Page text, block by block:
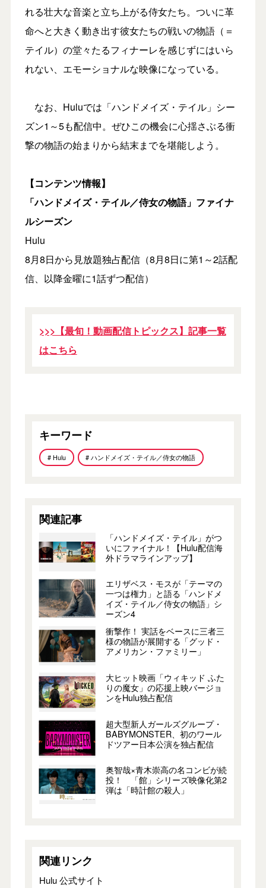
れる壮大な音楽と立ち上がる侍女たち。ついに革
命へと大きく動き出す彼女たちの戦いの物語（＝
テイル）の堂々たるフィナーレを感じずにはいら
れない、エモーショナルな映像になっている。
なお、Huluでは「ハンドメイズ・テイル」シー
ズン1～5も配信中。ぜひこの機会に心揺さぶる衝
撃の物語の始まりから結末までを堪能しよう。
【コンテンツ情報】
「ハンドメイズ・テイル／侍女の物語」ファイナ
ルシーズン
Hulu
8月8日から見放題独占配信（8月8日に第1～2話配
信、以降金曜に1話ずつ配信）
>>>【最旬！動画配信トピックス】記事一覧
はこちら
キーワード
# Hulu # ハンドメイズ・テイル／侍女の物語
関連記事
「ハンドメイズ・テイル」がつ
いにファイナル！【Hulu配信海
外ドラマラインアップ】
エリザベス・モスが「テーマの
一つは権力」と語る「ハンドメ
イズ・テイル／侍女の物語」シ
ーズン4
衝撃作！ 実話をベースに三者三
様の物語が展開する「グッド・
アメリカン・ファミリー」
大ヒット映画「ウィキッド ふた
りの魔女」の応援上映バージョ
ンをHulu独占配信
超大型新人ガールズグループ・
BABYMONSTER、初のワール
ドツアー日本公演を独占配信
奥智哉×青木崇高の名コンビが続
投！ 「館」シリーズ映像化第2
弾は「時計館の殺人」
関連リンク
Hulu 公式サイト